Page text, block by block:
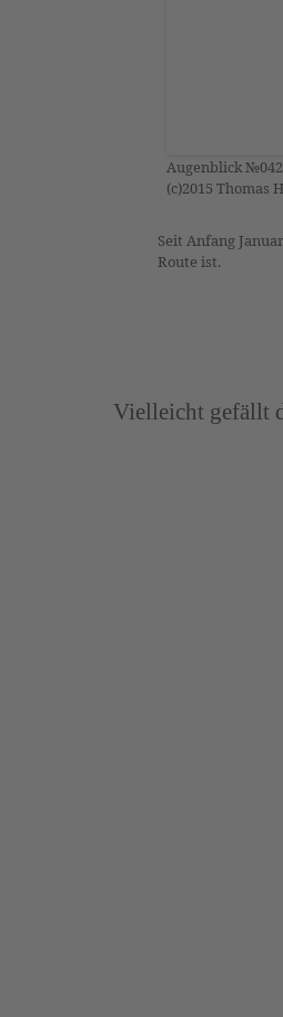
Augenblick
(c)2015 Thomas
Seit Anfang
Route ist.
Vielleicht gefällt